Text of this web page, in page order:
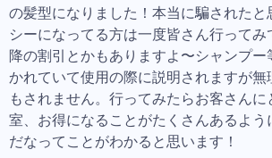
の髪型になりました！本当に騙されたと
シーになってる方は一度皆さん行ってみ
降の割引とかもありますよ〜シャンプー
かれていて使用の際に説明されますが無
もされません。行ってみたらお客さんに
室、お得になることがたくさんあるよう
だなってことがわかると思います！